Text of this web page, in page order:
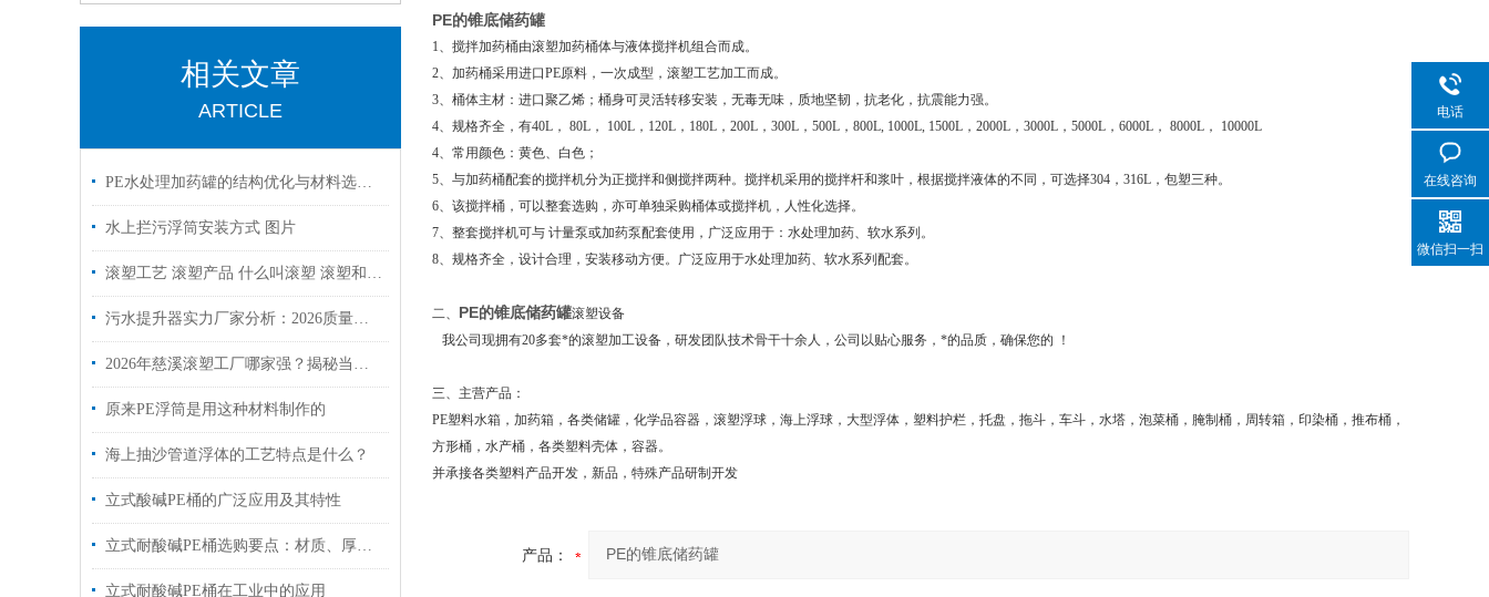
相关文章
ARTICLE
PE水处理加药罐的结构优化与材料选择分析
水上拦污浮筒安装方式 图片
滚塑工艺 滚塑产品 什么叫滚塑 滚塑和吹塑的差别
污水提升器实力厂家分析：2026质量口碑双优的品牌推荐
2026年慈溪滚塑工厂哪家强？揭秘当地口碑好、实力强的行业优秀企业
原来PE浮筒是用这种材料制作的
海上抽沙管道浮体的工艺特点是什么？
立式酸碱PE桶的广泛应用及其特性
立式耐酸碱PE桶选购要点：材质、厚度与使用场景解析
立式耐酸碱PE桶在工业中的应用
PE的锥底储药罐
1、搅拌加药桶由滚塑加药桶体与液体搅拌机组合而成。
2、加药桶采用进口PE原料，一次成型，滚塑工艺加工而成。
3、桶体主材：进口聚乙烯；桶身可灵活转移安装，无毒无味，质地坚韧，抗老化，抗震能力强。
4、规格齐全，有40L， 80L， 100L，120L，180L，200L，300L，500L，800L, 1000L, 1500L，2000L，3000L，5000L，6000L， 8000L， 10000L
4、常用颜色：黄色、白色；
5、与加药桶配套的搅拌机分为正搅拌和侧搅拌两种。搅拌机采用的搅拌杆和浆叶，根据搅拌液体的不同，可选择304，316L，包塑三种。
6、该搅拌桶，可以整套选购，亦可单独采购桶体或搅拌机，人性化选择。
7、整套搅拌机可与 计量泵或加药泵配套使用，广泛应用于：水处理加药、软水系列。
8、规格齐全，设计合理，安装移动方便。广泛应用于水处理加药、软水系列配套。
二、 PE的锥底储药罐滚塑设备
我公司现拥有20多套*的滚塑加工设备，研发团队技术骨干十余人，公司以贴心服务，*的品质，确保您的 ！
三、 主营产品：
PE塑料水箱，加药箱，各类储罐，化学品容器，滚塑浮球，海上浮球，大型浮体，塑料护栏，托盘，拖斗，车斗，水塔，泡菜桶，腌制桶，周转箱，印染桶，推布桶，
方形桶，水产桶，各类塑料壳体，容器。
并承接各类塑料产品开发，新品，特殊产品研制开发
产品：
电话
在线咨询
微信扫一扫